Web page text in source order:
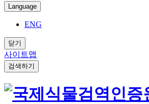
Language
ENG
닫기
사이트맵
검색하기